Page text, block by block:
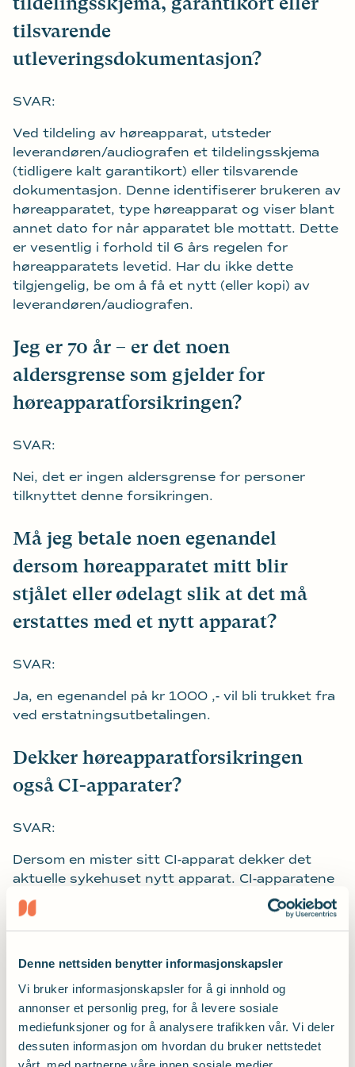
Denne nettsiden benytter informasjonskapsler
Vi bruker informasjonskapsler for å gi innhold og
annonser et personlig preg, for å levere sosiale
mediefunksjoner og for å analysere trafikken vår. Vi deler
dessuten informasjon om hvordan du bruker nettstedet
tilsvarende
utleveringsdokumentasjon?
SVAR:
Ved tildeling av høreapparat, utsteder
leverandøren/audiografen et tildelingsskjema
(tidligere kalt garantikort) eller tilsvarende
dokumentasjon. Denne identifiserer brukeren av
høreapparatet, type høreapparat og viser blant
annet dato for når apparatet ble mottatt. Dette
er vesentlig i forhold til 6 års regelen for
høreapparatets levetid. Har du ikke dette
tilgjengelig, be om å få et nytt (eller kopi) av
leverandøren/audiografen.
Jeg er 70 år – er det noen
aldersgrense som gjelder for
høreapparatforsikringen?
SVAR:
Nei, det er ingen aldersgrense for personer
tilknyttet denne forsikringen.
Må jeg betale noen egenandel
dersom høreapparatet mitt blir
stjålet eller ødelagt slik at det må
erstattes med et nytt apparat?
SVAR:
Ja, en egenandel på kr 1000 ,- vil bli trukket fra
ved erstatningsutbetalingen.
Dekker høreapparatforsikringen
også CI-apparater?
SVAR:
Dersom en mister sitt CI-apparat dekker det
aktuelle sykehuset nytt apparat. CI-apparatene
defineres som sykehusets eiendom. Batterier
(både engangs og oppladbare) må dekkes av
brukeren selv.
Jeg var på ferie og høreapparatet ble
stjålet. Er dette dekket?
SVAR: